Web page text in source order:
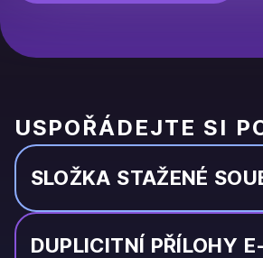
USPOŘÁDEJTE SI
SLOŽKA STAŽENÉ
DUPLICITNÍ PŘÍLOHY